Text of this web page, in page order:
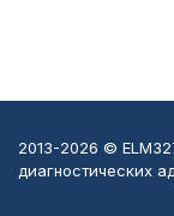
2013-2026 ©
диагностических